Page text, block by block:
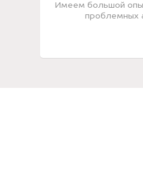
Имеем большой
проблемных